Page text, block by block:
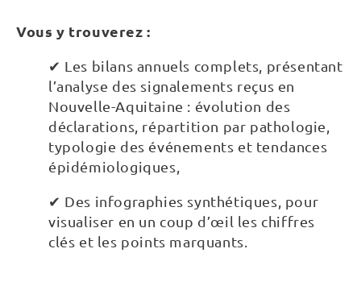
Vous y trouverez :
✔ Les bilans annuels complets, présentant
l’analyse des signalements reçus en
Nouvelle-Aquitaine : évolution des
déclarations, répartition par pathologie,
typologie des événements et tendances
épidémiologiques,
✔ Des infographies synthétiques, pour
visualiser en un coup d’œil les chiffres
clés et les points marquants.